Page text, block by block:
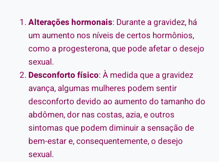
Alterações hormonais: Durante a gravidez, há
um aumento nos níveis de certos hormônios,
como a progesterona, que pode afetar o desejo
sexual.
Desconforto físico: À medida que a gravidez
avança, algumas mulheres podem sentir
desconforto devido ao aumento do tamanho do
abdômen, dor nas costas, azia, e outros
sintomas que podem diminuir a sensação de
bem-estar e, consequentemente, o desejo
sexual.